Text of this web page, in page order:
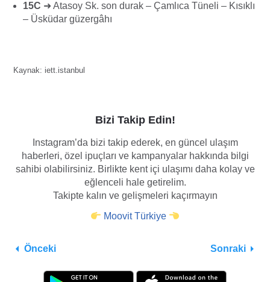
15C ➜ Atasoy Sk. son durak – Çamlıca Tüneli – Kısıklı
– Üsküdar güzergâhı
Kaynak: iett.istanbul
Bizi Takip Edin!
Instagram’da bizi takip ederek, en güncel ulaşım
haberleri, özel ipuçları ve kampanyalar hakkında bilgi
sahibi olabilirsiniz. Birlikte kent içi ulaşımı daha kolay ve
eğlenceli hale getirelim.
Takipte kalın ve gelişmeleri kaçırmayın
Moovit Türkiye
Önceki Sonraki